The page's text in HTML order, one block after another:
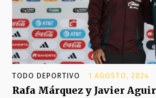
TODO DEPORTIVO 1 AGOSTO, 2024
Rafa Márquez y Javier